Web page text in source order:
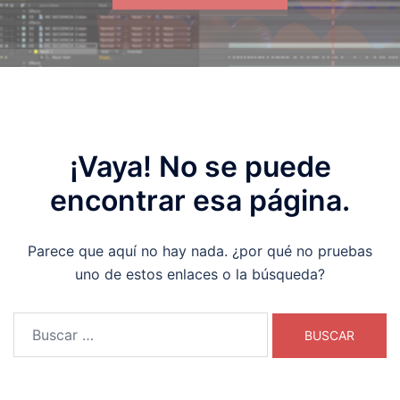
¡Vaya! No se puede
encontrar esa página.
Parece que aquí no hay nada. ¿por qué no pruebas
uno de estos enlaces o la búsqueda?